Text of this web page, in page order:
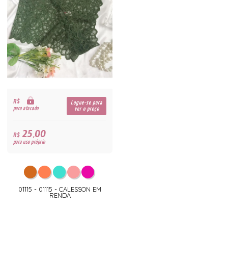
R$
para atacado
Logue-se para
ver o preço
R$25,00
para uso próprio
01115 - 01115 - CALESSON EM
RENDA